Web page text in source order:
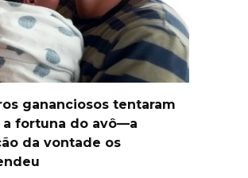
gananciosos tentaram
a fortuna do avô—a
da vontade os